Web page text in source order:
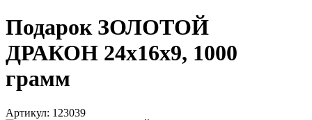
Подарок ЗОЛОТОЙ
ДРАКОН 24х16х9, 1000
грамм
Артикул: 123039